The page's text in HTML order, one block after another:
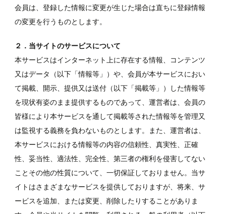
会員は、登録した情報に変更が生じた場合は直ちに登録情報
の変更を行うものとします。
２．当サイトのサービスについて
本サービスはインターネット上に存在する情報、コンテンツ
又はデータ（以下「情報等」）や、会員が本サービスにおい
て掲載、開示、提供又は送付（以下「掲載等」）した情報等
を現状有姿のまま提供するものであって、運営者は、会員の
皆様により本サービスを通して掲載等された情報等を管理又
は監視する義務を負わないものとします。また、運営者は、
本サービスにおける情報等の内容の信頼性、真実性、正確
性、妥当性、適法性、完全性、第三者の権利を侵害してない
ことその他の性質について、一切保証しておりません。当サ
イトはさまざまなサービスを提供しておりますが、将来、サ
ービスを追加、または変更、削除したりすることがありま